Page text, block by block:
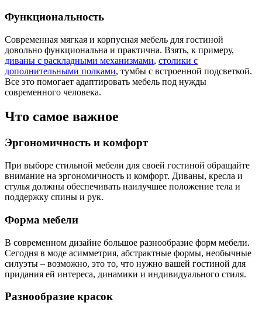
Функциональность
Современная мягкая и корпусная мебель для гостиной
довольно функциональна и практична. Взять, к примеру,
диваны с раскладными механизмами, столики с
дополнительными полками, тумбы с встроенной подсветкой.
Все это помогает адаптировать мебель под нужды
современного человека.
Что самое важное
Эргономичность и комфорт
При выборе стильной мебели для своей гостиной обращайте
внимание на эргономичность и комфорт. Диваны, кресла и
стулья должны обеспечивать наилучшее положение тела и
поддержку спины и рук.
Форма мебели
В современном дизайне большое разнообразие форм мебели.
Сегодня в моде асимметрия, абстрактные формы, необычные
силуэты – возможно, это то, что нужно вашей гостиной для
придания ей интереса, динамики и индивидуального стиля.
Разнообразие красок